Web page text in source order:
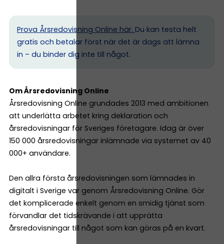
Prova Årsredovisning Online här. Du kan testa helt
gratis och betalar först när det är dags att lämna
in – du binder dig inte till något.
Om Årsredovisning Online
Årsredovisning Online grundades 2013 med ambitionen
att underlätta arbetet kring deklaration och
årsredovisningar för Sveriges företagare. Idag är över
150 000 årsredovisningar inlämnade via systemet av 40
000+ användare.
Den allra första årsredovisningen som lämnades in
digitalt i Sverige var genom Årsredovisning Online. Gör
det komplicerade enkelt genom en smidig tjänst som
förvandlar det tidskrävande i att upprätta
årsredovisningar till något som kan göras på en kvart.